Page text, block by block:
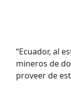
“Ecuador, al
mineros de
proveer de